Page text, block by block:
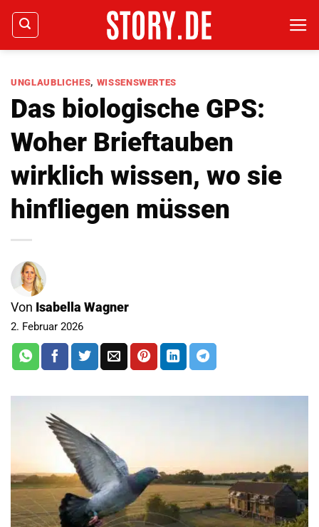
Zum
Inhalt
springen
UNGLAUBLICHES, WISSENSWERTES
Das biologische GPS:
Woher Brieftauben
wirklich wissen, wo sie
hinfliegen müssen
Von Isabella Wagner
2. Februar 2026